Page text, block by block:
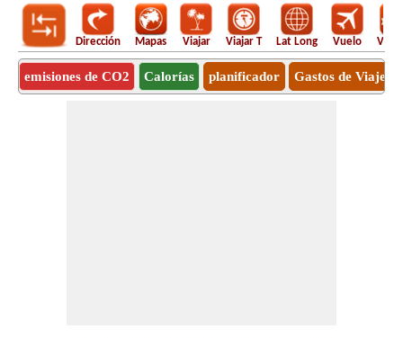
Dirección Mapas Viajar Viajar T Lat Long Vuelo
emisiones de CO2 Calorías planificador Gastos de Viaje